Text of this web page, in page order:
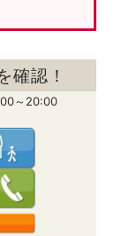
確認！
～20:00